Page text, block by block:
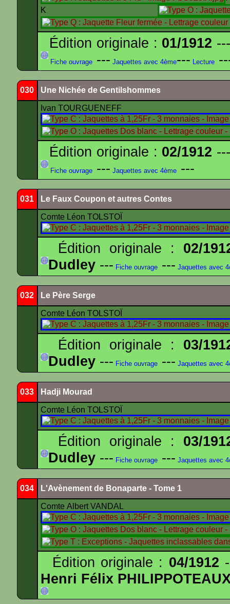
K
Édition originale : 01/1912
Fiche ouvrage --- Jaquettes avec 4ème--- Lecture
030 Une Nichée de Gentilshommes
Ivan TOURGUENEFF
Édition originale : 02/1912
Fiche ouvrage --- Jaquettes avec 4ème ---
031 Le Faux Coupon et autres Contes
Comte Léon TOLSTOÏ
Édition originale : 02/
Dudley --- Fiche ouvrage --- Jaquettes avec
032 Le Père Serge
Comte Léon TOLSTOÏ
Édition originale : 03/
Dudley --- Fiche ouvrage --- Jaquettes avec
033 Hadji Mourad
Comte Léon TOLSTOÏ
Édition originale : 03/
Dudley --- Fiche ouvrage --- Jaquettes avec
034 L'Avènement de Bonaparte - Tome 1
Comte Albert VANDAL
Édition originale : 04/1912
Henri Félix